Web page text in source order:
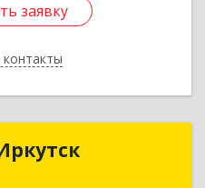
заявку
заявку
БИТ, Иркутск